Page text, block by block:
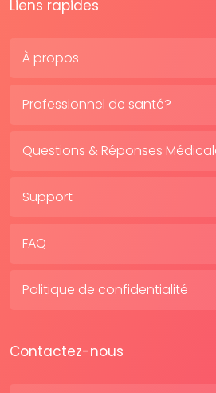
Liens rapides
À propos
Professionnel de santé?
Questions & Réponses
Support
FAQ
Politique de confidentialité
Contactez-nous